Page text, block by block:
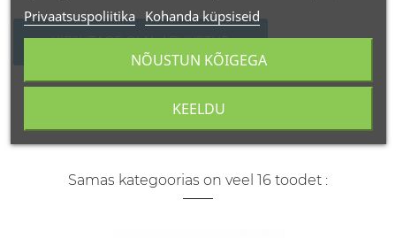
KIRJUTAGE OMA ARVUSTUS
Samas kategoorias on veel 16 toodet :
Privaatsuspoliitika Kohanda küpsiseid
KEELDU
NÕUSTUN KÕIGEGA